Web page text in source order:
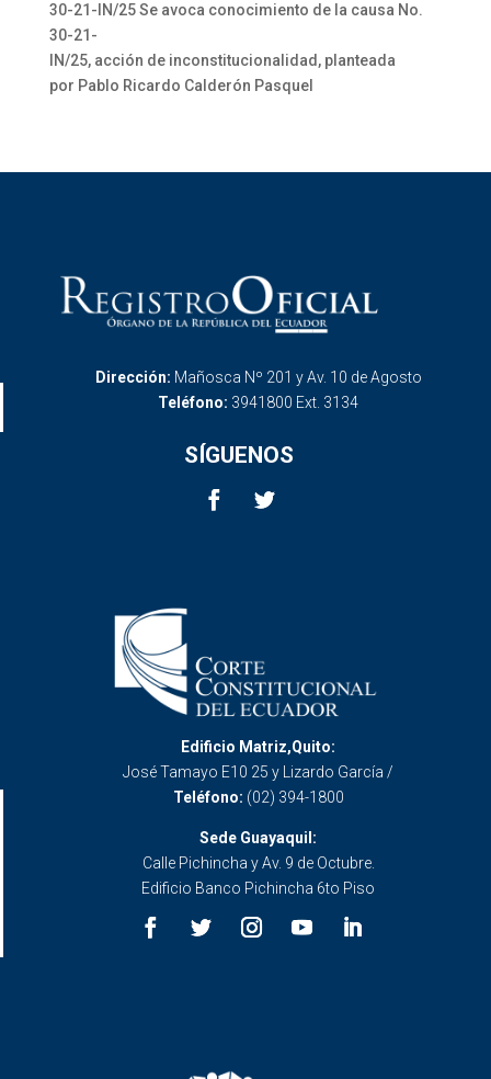
30-21-IN/25 Se avoca conocimiento de la causa No.
30-21-
IN/25, acción de inconstitucionalidad, planteada
por Pablo Ricardo Calderón Pasquel
Dirección: Mañosca Nº 201 y Av. 10 de Agosto
Teléfono: 3941800 Ext. 3134
SÍGUENOS
Edificio Matriz,Quito:
José Tamayo E10 25 y Lizardo García /
Teléfono: (02) 394-1800
Sede Guayaquil:
Calle Pichincha y Av. 9 de Octubre.
Edificio Banco Pichincha 6to Piso